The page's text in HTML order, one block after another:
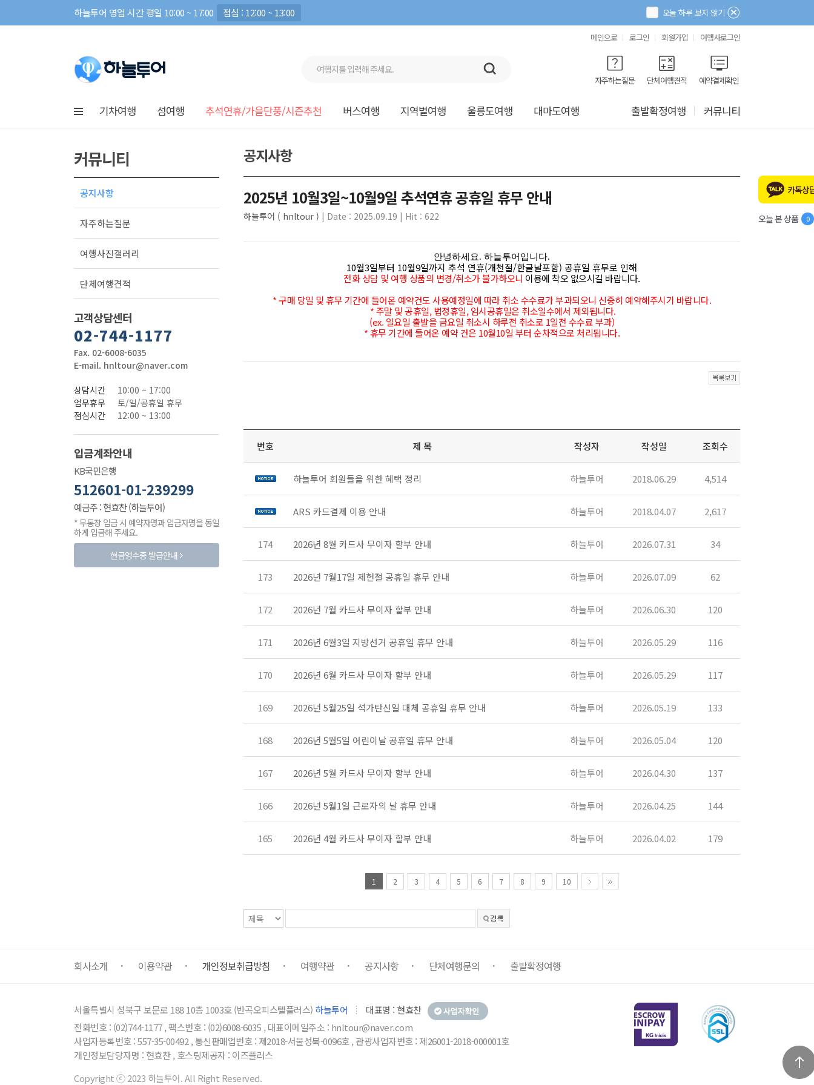
하늘투어 영업 시간 평일 10:00 ~ 17:00 점심 : 12:00 ~ 13:00 오늘 하루 보지 않기
메인으로 로그인 회원가입 여행사로그인
예약결제확인
단체여행견적
자주하는질문
기차여행 섬여행 추석연휴/가을단풍/시즌추천 버스여행 지역별여행 울릉도여행 대마도여행 출발확정여행 커뮤니티
커뮤니티
공지사항
자주하는질문
여행사진갤러리
단체여행견적
고객상담센터
02-744-1177
Fax. 02-6008-6035
E-mail. hnltour@naver.com
상담시간
10:00 ~ 17:00
업무휴무
토/일/공휴일 휴무
점심시간
12:00 ~ 13:00
입금계좌안내
KB국민은행
512601-01-239299
예금주 : 현효찬 (하늘투어)
* 무통장 입금 시 예약자명과 입금자명을 동일
하게 입금해 주세요.
현금영수증 발급안내
공지사항
2025년 10월3일~10월9일 추석연휴 공휴일 휴무 안내
하늘투어 ( hnltour ) | Date : 2025.09.19 | Hit : 622
안녕하세요. 하늘투어입니다.
10월3일부터 10월9일까지 추석 연휴(개천절/한글날포함) 공휴일 휴무로 인해
전화 상담 및 여행 상품의 변경/취소가 불가하오니 이용에 착오 없으시길 바랍니다.
* 구매 당일 및 휴무 기간에 들어온 예약건도 사용예정일에 따라 취소 수수료가 부과되오니 신중히 예약해주시기 바랍니다.
* 주말 및 공휴일, 법정휴일, 임시공휴일은 취소일수에서 제외됩니다.
(ex. 일요일 출발을 금요일 취소시 하루전 취소로 1일전 수수료 부과)
* 휴무 기간에 들어온 예약 건은 10월10일 부터 순차적으로 처리됩니다.
번호 제 목 작성자 작성일 조회수
하늘투어 회원들을 위한 혜택 정리 하늘투어 2018.06.29 4,514
ARS 카드결제 이용 안내 하늘투어 2018.04.07 2,617
174 2026년 8월 카드사 무이자 할부 안내 하늘투어 2026.07.31 34
173 2026년 7월17일 제헌절 공휴일 휴무 안내 하늘투어 2026.07.09 62
172 2026년 7월 카드사 무이자 할부 안내 하늘투어 2026.06.30 120
171 2026년 6월3일 지방선거 공휴일 휴무 안내 하늘투어 2026.05.29 116
170 2026년 6월 카드사 무이자 할부 안내 하늘투어 2026.05.29 117
169 2026년 5월25일 석가탄신일 대체 공휴일 휴무 안내 하늘투어 2026.05.19 133
168 2026년 5월5일 어린이날 공휴일 휴무 안내 하늘투어 2026.05.04 120
167 2026년 5월 카드사 무이자 할부 안내 하늘투어 2026.04.30 137
166 2026년 5월1일 근로자의 날 휴무 안내 하늘투어 2026.04.25 144
165 2026년 4월 카드사 무이자 할부 안내 하늘투어 2026.04.02 179
1 2 3 4 5 6 7 8 9 10
회사소개 이용약관 개인정보취급방침 여행약관 공지사항 단체여행문의 출발확정여행
서울특별시 성북구 보문로 188 10층 1003호 (반곡오피스텔플러스) 하늘투어
대표명 : 현효찬
전화번호 : (02)744-1177 , 팩스번호 : (02)6008-6035 , 대표이메일주소 : hnltour@naver.com
사업자등록번호 : 557-35-00492 , 통신판매업번호 : 제2018-서울성북-0096호 , 관광사업자번호 : 제26001-2018-000001호
개인정보담당자명 : 현효찬 , 호스팅제공자 : 이즈플러스
Copyright ⓒ 2023 하늘투어. All Right Reserved.
카톡상
오늘 본 상품 0